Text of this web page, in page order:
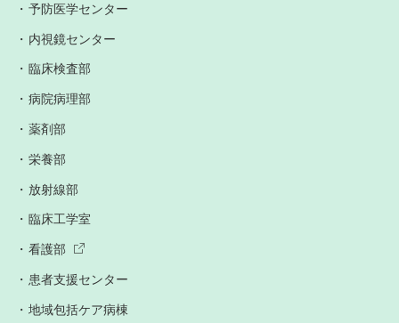
予防医学センター
内視鏡センター
臨床検査部
病院病理部
薬剤部
栄養部
放射線部
臨床工学室
看護部
患者支援センター
地域包括ケア病棟